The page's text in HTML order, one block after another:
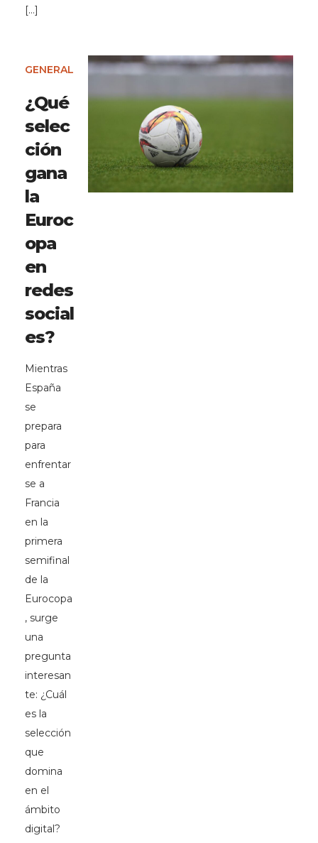
[…]
GENERAL
¿Qué
selec
ción
gana
la
Euroc
opa
en
redes
social
es?
Mientras
España
se
prepara
para
enfrentar
se a
Francia
en la
primera
semifinal
de la
Eurocopa
, surge
una
pregunta
interesan
te: ¿Cuál
es la
selección
que
domina
en el
ámbito
digital?